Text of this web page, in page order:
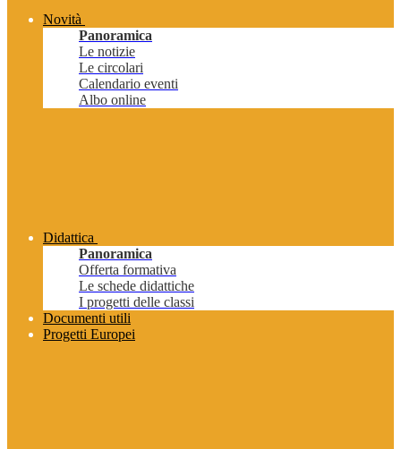
Novità
Panoramica
Le notizie
Le circolari
Calendario eventi
Albo online
Didattica
Panoramica
Offerta formativa
Le schede didattiche
I progetti delle classi
Documenti utili
Progetti Europei